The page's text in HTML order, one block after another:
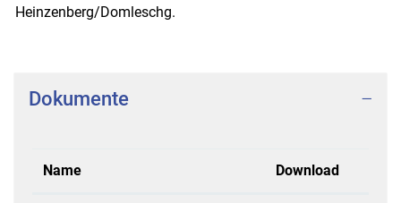
Heinzenberg/Domleschg.
Dokumente
Name Download